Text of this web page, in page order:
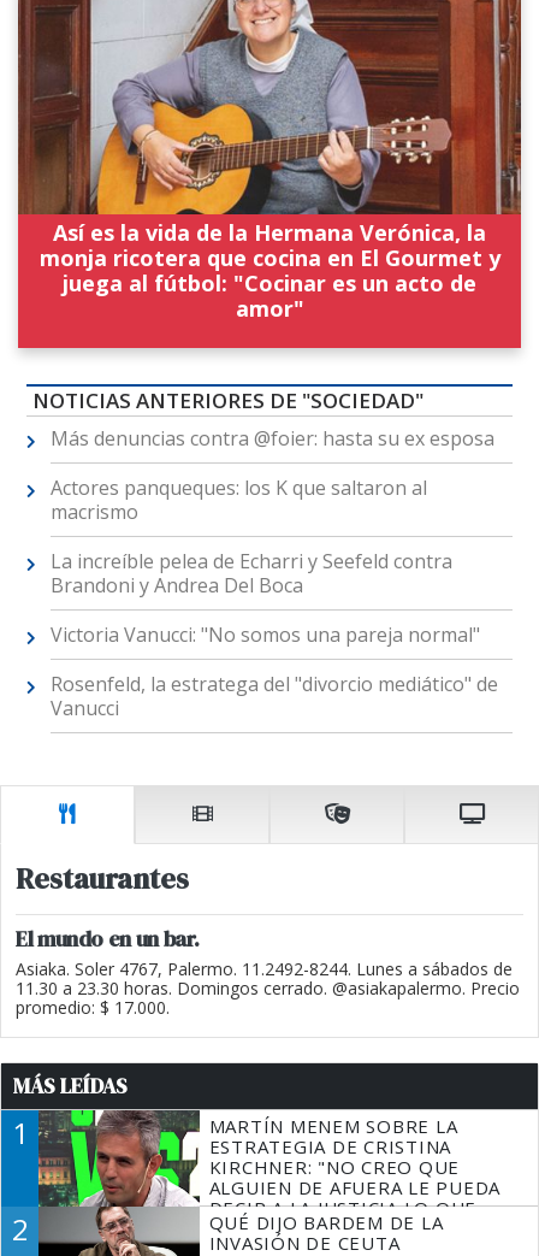
Así es la vida de la Hermana Verónica, la
monja ricotera que cocina en El Gourmet y
juega al fútbol: "Cocinar es un acto de
amor"
NOTICIAS ANTERIORES DE "SOCIEDAD"
Más denuncias contra @foier: hasta su ex esposa
Actores panqueques: los K que saltaron al
macrismo
La increíble pelea de Echarri y Seefeld contra
Brandoni y Andrea Del Boca
Victoria Vanucci: "No somos una pareja normal"
Rosenfeld, la estratega del "divorcio mediático" de
Vanucci
Restaurantes
El mundo en un bar.
Asiaka. Soler 4767, Palermo. 11.2492-8244. Lunes a sábados de
11.30 a 23.30 horas. Domingos cerrado. @asiakapalermo. Precio
promedio: $ 17.000.
MÁS LEÍDAS
1
MARTÍN MENEM SOBRE LA
ESTRATEGIA DE CRISTINA
KIRCHNER: "NO CREO QUE
ALGUIEN DE AFUERA LE PUEDA
DECIR A LA JUSTICIA LO QUE
TIENE QUE HACER"
2
QUÉ DIJO BARDEM DE LA
INVASIÓN DE CEUTA